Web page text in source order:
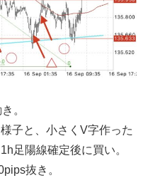
。
子と、小さくV字作った
足陽線確定後に買い。
抜き。